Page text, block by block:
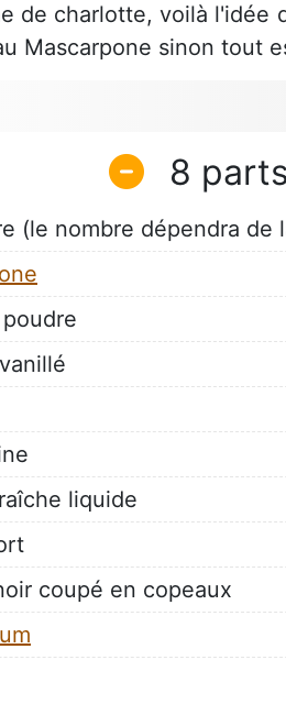
de charlotte, voilà l'idée
Mascarpone sinon tout
8
(le nombre dépendra de
liquide
coupé en copeaux